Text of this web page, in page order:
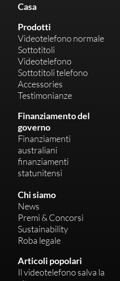
Casa
Prodotti
Videotelefono normale
Sottotitoli
Videotelefono
Sottotitoli telefono
Accessories
Testimonianze
Finanziamento del
governo
Finanziamenti
australiani
finanziamenti
statunitensi
Chi siamo
News
Premi & Concorsi
Sustainability
Roba legale
Articoli popolari
Il videotelefono salva la